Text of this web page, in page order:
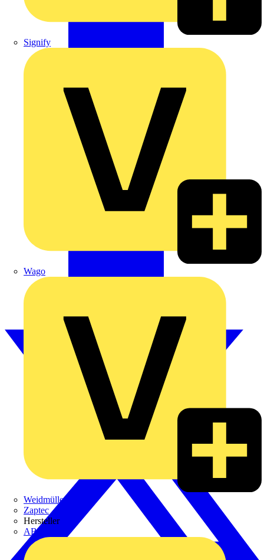
Signify
Wago
Weidmüller
Zaptec
Hersteller
ABB